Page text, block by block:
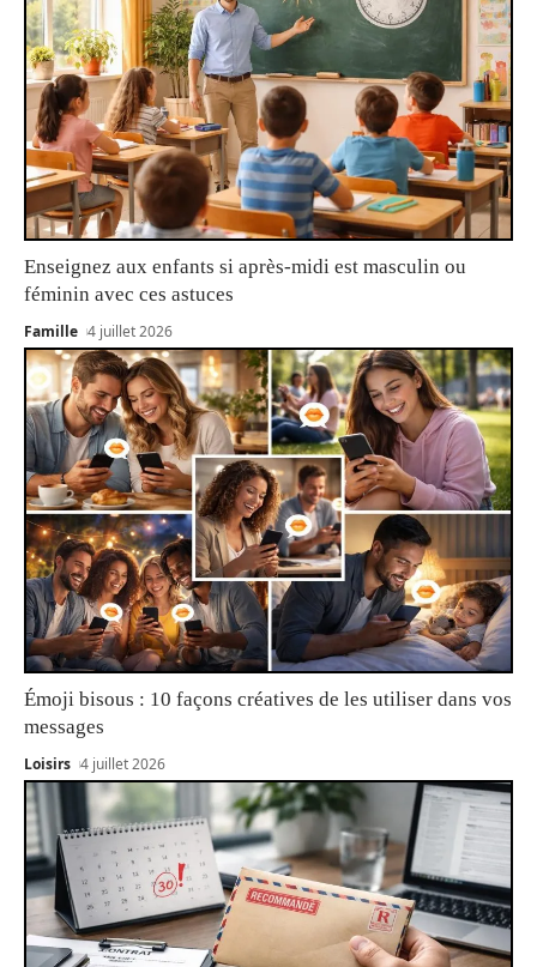
Enseignez aux enfants si après-midi est masculin ou
féminin avec ces astuces
Famille 4 juillet 2026
Émoji bisous : 10 façons créatives de les utiliser dans vos
messages
Loisirs 4 juillet 2026